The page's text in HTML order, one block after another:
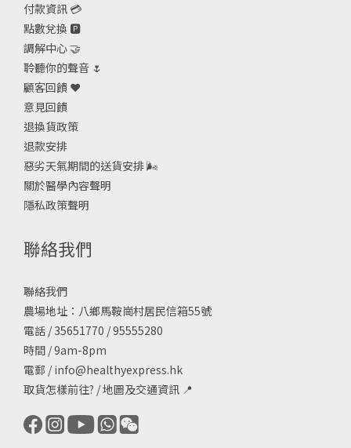
付款資訊 💳
點數兌換 🅿️
調解中心 🤝
聆聽你的聲音 🌷
顧客回饋 ❤️
意見回饋
退換貨政策
退款安排
惡劣天氣期間的送貨安排🌬
關於醫學內容聲明
隱私政策聲明
聯絡我們
聯絡我們
農場地址：八鄉馬鞍崗村居民信箱55號
電話 / 35651770 / 95555280
時間 / 9am-8pm
電郵 / info@healthyexpress.hk
取貨怎樣前往? /地圖及交通資訊 📍